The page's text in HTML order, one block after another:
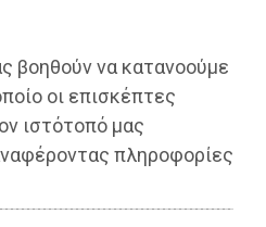
βοηθούν να κατανοούμε
οι επισκέπτες
ιστότοπό μας
πληροφορίες
Ραφήνα